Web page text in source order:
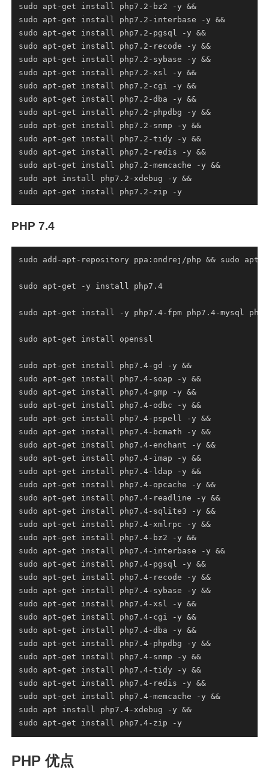
sudo apt-get install php7.2-bz2 -y &&
sudo apt-get install php7.2-interbase -y &&
sudo apt-get install php7.2-pgsql -y &&
sudo apt-get install php7.2-recode -y &&
sudo apt-get install php7.2-sybase -y &&
sudo apt-get install php7.2-xsl -y &&
sudo apt-get install php7.2-cgi -y &&
sudo apt-get install php7.2-dba -y &&
sudo apt-get install php7.2-phpdbg -y &&
sudo apt-get install php7.2-snmp -y &&
sudo apt-get install php7.2-tidy -y &&
sudo apt-get install php7.2-memcache -y &&
PHP 7.4
sudo apt-get -y install php7.4
sudo apt-get install php7.4-gd -y &&
sudo apt-get install php7.4-soap -y &&
sudo apt-get install php7.4-gmp -y &&
sudo apt-get install php7.4-odbc -y &&
sudo apt-get install php7.4-pspell -y &&
sudo apt-get install php7.4-bcmath -y &&
sudo apt-get install php7.4-enchant -y &&
sudo apt-get install php7.4-imap -y &&
sudo apt-get install php7.4-ldap -y &&
sudo apt-get install php7.4-opcache -y &&
sudo apt-get install php7.4-readline -y &&
sudo apt-get install php7.4-sqlite3 -y &&
sudo apt-get install php7.4-xmlrpc -y &&
sudo apt-get install php7.4-bz2 -y &&
sudo apt-get install php7.4-interbase -y &&
sudo apt-get install php7.4-pgsql -y &&
sudo apt-get install php7.4-recode -y &&
sudo apt-get install php7.4-sybase -y &&
sudo apt-get install php7.4-xsl -y &&
sudo apt-get install php7.4-cgi -y &&
sudo apt-get install php7.4-dba -y &&
sudo apt-get install php7.4-phpdbg -y &&
sudo apt-get install php7.4-snmp -y &&
sudo apt-get install php7.4-tidy -y &&
sudo apt-get install php7.4-redis -y &&
sudo apt-get install php7.4-memcache -y &&
sudo apt install php7.4-xdebug -y &&
PHP 优点